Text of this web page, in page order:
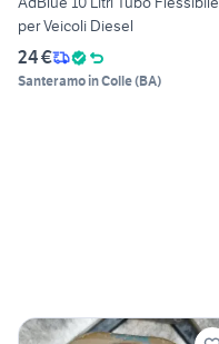
per Veicoli Diesel
24 €
Santeramo in Colle(BA)